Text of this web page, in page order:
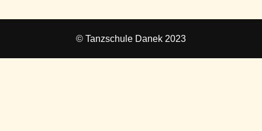
© Tanzschule Danek 2023